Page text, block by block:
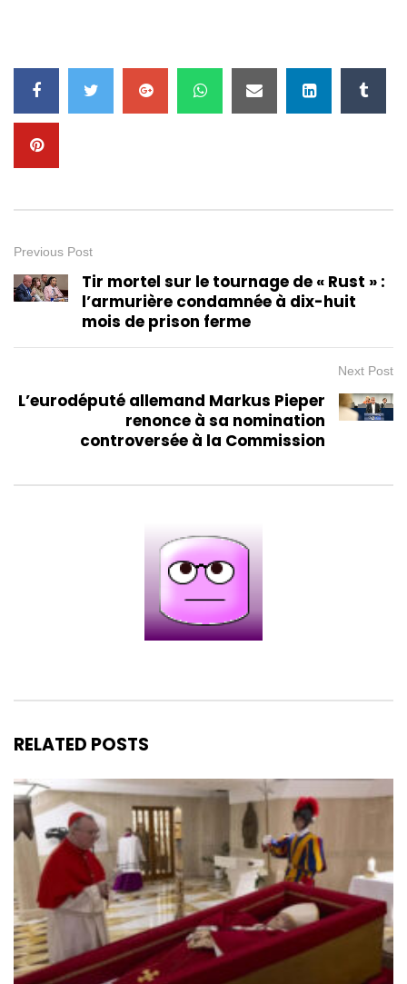
Previous Post
Tir mortel sur le tournage de « Rust » :
l’armurière condamnée à dix-huit
mois de prison ferme
Next Post
L’eurodéputé allemand Markus Pieper
renonce à sa nomination
controversée à la Commission
RELATED POSTS